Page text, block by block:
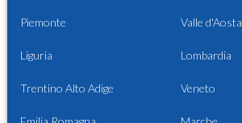
Piemonte Valle d'Aosta
Liguria Lombardia
Trentino Alto Adige Veneto